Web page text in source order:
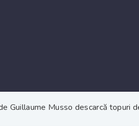
Guillaume Musso descarcă